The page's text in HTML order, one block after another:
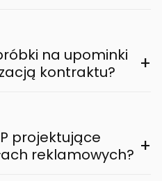
na upominki
kontraktu?
+
projektujące
reklamowych? +